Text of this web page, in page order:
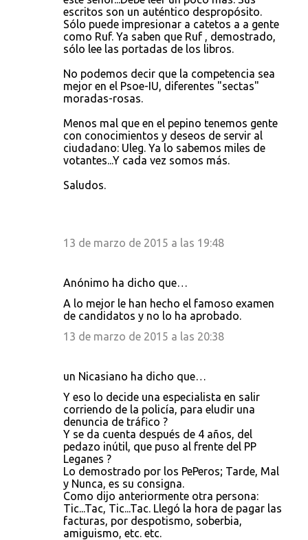
escritos son un auténtico despropósito.
Sólo puede impresionar a catetos a a gente
como Ruf. Ya saben que Ruf , demostrado,
sólo lee las portadas de los libros.
No podemos decir que la competencia sea
mejor en el Psoe-IU, diferentes "sectas"
moradas-rosas.
Menos mal que en el pepino tenemos gente
con conocimientos y deseos de servir al
ciudadano: Uleg. Ya lo sabemos miles de
votantes...Y cada vez somos más.
Saludos.
13 de marzo de 2015 a las 19:48
Anónimo ha dicho que…
A lo mejor le han hecho el famoso examen
de candidatos y no lo ha aprobado.
13 de marzo de 2015 a las 20:38
un Nicasiano ha dicho que…
Y eso lo decide una especialista en salir
corriendo de la policía, para eludir una
denuncia de tráfico ?
Y se da cuenta después de 4 años, del
pedazo inútil, que puso al frente del PP
Leganes ?
Lo demostrado por los PePeros; Tarde, Mal
y Nunca, es su consigna.
Como dijo anteriormente otra persona:
Tic...Tac, Tic...Tac. Llegó la hora de pagar las
facturas, por despotismo, soberbia,
amiguismo, etc. etc.